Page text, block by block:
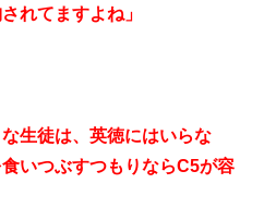
れてますよね」
な生徒は、英徳にはいらな
いつぶすつもりならC5が容